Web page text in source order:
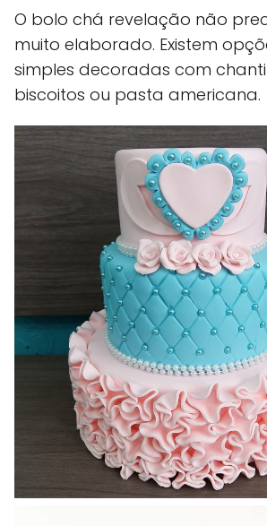
O bolo chá revelação não
muito elaborado. Existem
simples decoradas com
biscoitos ou pasta americana.